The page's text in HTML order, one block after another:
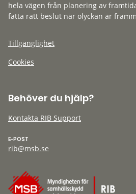
hela vägen från planering av
fatta rätt beslut när olyckan är
Tillgänglighet
Cookies
Behöver du hjälp?
Kontakta RIB Support
E-POST
rib@msb.se